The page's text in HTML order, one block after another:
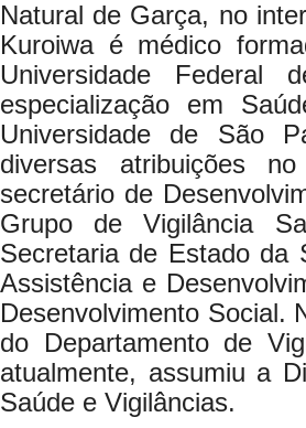
Natural de Garça, no
Kuroiwa é médico
Universidade Federal
especialização em
Universidade de São
diversas atribuições
secretário de
Grupo de Vigilância
Secretaria de Estado da
Assistência e
Desenvolvimento Social.
do Departamento de
atualmente, assumiu a
Saúde e Vigilâncias.